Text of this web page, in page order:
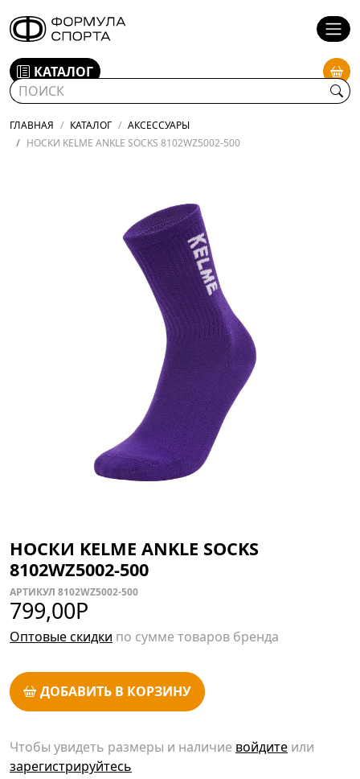
КАТАЛОГ
ГЛАВНАЯ КАТАЛОГ
АКСЕССУАРЫ
НОСКИ KELME ANKLE SOCKS 8102WZ5002-500
НОСКИ KELME ANKLE SOCKS
8102WZ5002-500
АРТИКУЛ 8102WZ5002-500
799,00Р
Оптовые скидки по сумме товаров бренда
ДОБАВИТЬ В КОРЗИНУ
Чтобы увидеть размеры и наличие войдите или
зарегистрируйтесь